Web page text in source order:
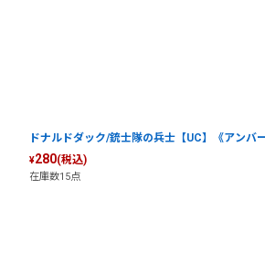
ドナルドダック/銃士隊の兵士【UC】《アンバ
¥280(税込)
在庫数15点